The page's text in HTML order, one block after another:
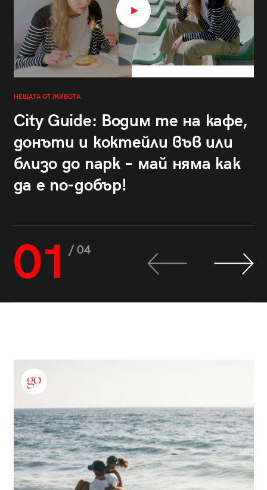
НЕЩАТА ОТ ЖИВОТА
City Guide: Водим те на кафе,
донъти и коктейли във или
близо до парк – май няма как
да е по-добър!
01 / 04